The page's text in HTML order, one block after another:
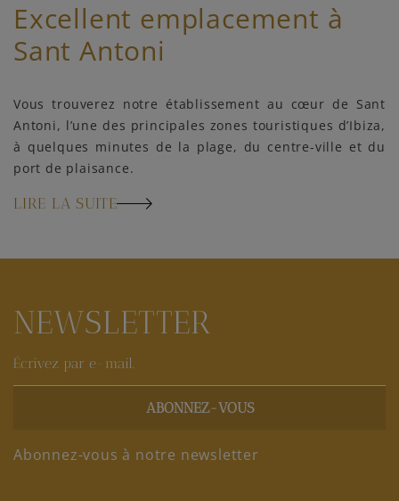
Excellent emplacement à
Sant Antoni
Vous trouverez notre établissement au cœur de Sant
Antoni, l’une des principales zones touristiques d’Ibiza,
à quelques minutes de la plage, du centre-ville et du
port de plaisance.
LIRE LA SUITE
NEWSLETTER
ABONNEZ-VOUS
Abonnez-vous à notre newsletter